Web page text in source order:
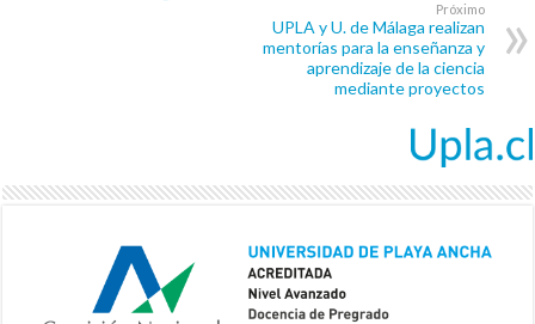
Próximo
UPLA y U. de Málaga realizan
mentorías para la enseñanza y
aprendizaje de la ciencia
mediante proyectos